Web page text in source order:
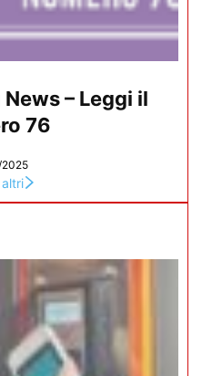
– Leggi il
76